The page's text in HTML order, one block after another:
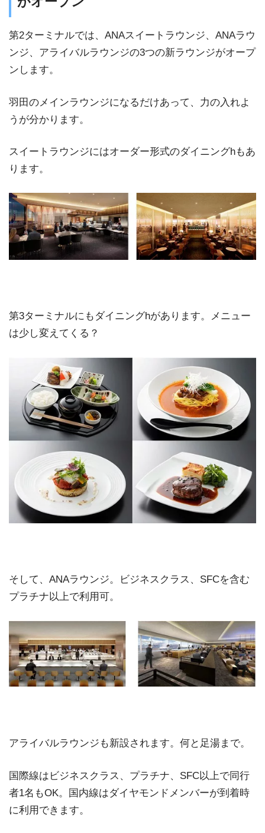
第2ターミナルでは、ANAスイートラウンジ、ANAラウ
ンジ、アライバルラウンジの3つの新ラウンジがオープ
ンします。
羽田のメインラウンジになるだけあって、力の入れよ
うが分かります。
スイートラウンジにはオーダー形式のダイニングhもあ
ります。
第3ターミナルにもダイニングhがあります。メニュー
は少し変えてくる？
そして、ANAラウンジ。ビジネスクラス、SFCを含む
プラチナ以上で利用可。
アライバルラウンジも新設されます。何と足湯まで。
国際線はビジネスクラス、プラチナ、SFC以上で同行
者1名もOK。国内線はダイヤモンドメンバーが到着時
に利用できます。